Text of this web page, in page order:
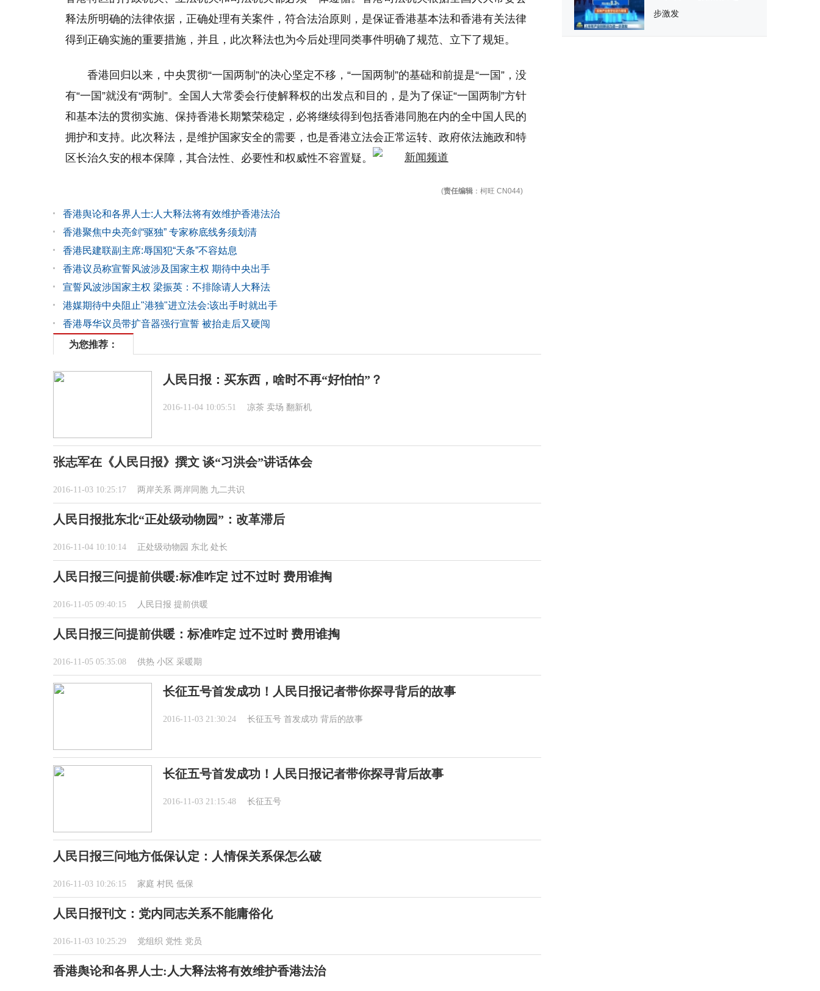
释法所明确的法律依据，正确处理有关案件，符合法治原则，是保证香港基本法和香港有关法律
得到正确实施的重要措施，并且，此次释法也为今后处理同类事件明确了规范、立下了规矩。
香港回归以来，中央贯彻“一国两制”的决心坚定不移，“一国两制”的基础和前提是“一国”，没
有“一国”就没有“两制”。全国人大常委会行使解释权的出发点和目的，是为了保证“一国两制”方针
和基本法的贯彻实施、保持香港长期繁荣稳定，必将继续得到包括香港同胞在内的全中国人民的
拥护和支持。此次释法，是维护国家安全的需要，也是香港立法会正常运转、政府依法施政和特
区长治久安的根本保障，其合法性、必要性和权威性不容置疑。
(责任编辑 ：柯旺 CN044)
香港舆论和各界人士:人大释法将有效维护香港法治
香港聚焦中央亮剑“驱独” 专家称底线务须划清
香港民建联副主席:辱国犯“天条”不容姑息
香港议员称宣誓风波涉及国家主权 期待中央出手
宣誓风波涉国家主权 梁振英：不排除请人大释法
港媒期待中央阻止"港独"进立法会:该出手时就出手
香港辱华议员带扩音器强行宣誓 被抬走后又硬闯
为您推荐：
人民日报：买东西，啥时不再“好怕怕”？
2016-11-04 10:05:51 凉茶 卖场 翻新机
张志军在《人民日报》撰文 谈“习洪会”讲话体会
2016-11-03 10:25:17 两岸关系 两岸同胞 九二共识
人民日报批东北“正处级动物园”：改革滞后
2016-11-04 10:10:14 正处级动物园 东北 处长
人民日报三问提前供暖:标准咋定 过不过时 费用谁掏
2016-11-05 09:40:15 人民日报 提前供暖
人民日报三问提前供暖：标准咋定 过不过时 费用谁掏
2016-11-05 05:35:08 供热 小区 采暖期
长征五号首发成功！人民日报记者带你探寻背后的故事
2016-11-03 21:30:24 长征五号 首发成功 背后的故事
长征五号首发成功！人民日报记者带你探寻背后故事
2016-11-03 21:15:48 长征五号
人民日报三问地方低保认定：人情保关系保怎么破
2016-11-03 10:26:15 家庭 村民 低保
人民日报刊文：党内同志关系不能庸俗化
2016-11-03 10:25:29 党组织 党性 党员
香港舆论和各界人士:人大释法将有效维护香港法治
步激发